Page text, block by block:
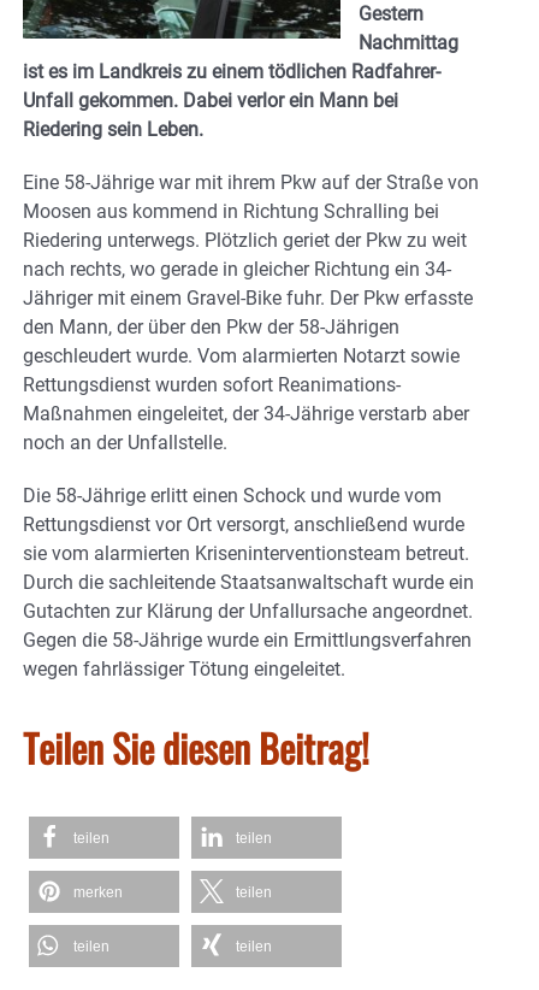
Gestern
Nachmittag
ist es im Landkreis zu einem tödlichen Radfahrer-
Unfall gekommen. Dabei verlor ein Mann bei
Riedering sein Leben.
Eine 58-Jährige war mit ihrem Pkw auf der Straße von
Moosen aus kommend in Richtung Schralling bei
Riedering unterwegs. Plötzlich geriet der Pkw zu weit
nach rechts, wo gerade in gleicher Richtung ein 34-
Jähriger mit einem Gravel-Bike fuhr. Der Pkw erfasste
den Mann, der über den Pkw der 58-Jährigen
geschleudert wurde. Vom alarmierten Notarzt sowie
Rettungsdienst wurden sofort Reanimations-
Maßnahmen eingeleitet, der 34-Jährige verstarb aber
noch an der Unfallstelle.
Die 58-Jährige erlitt einen Schock und wurde vom
Rettungsdienst vor Ort versorgt, anschließend wurde
sie vom alarmierten Kriseninterventionsteam betreut.
Durch die sachleitende Staatsanwaltschaft wurde ein
Gutachten zur Klärung der Unfallursache angeordnet.
Gegen die 58-Jährige wurde ein Ermittlungsverfahren
wegen fahrlässiger Tötung eingeleitet.
Teilen Sie diesen Beitrag!
teilen teilen
merken teilen
teilen teilen